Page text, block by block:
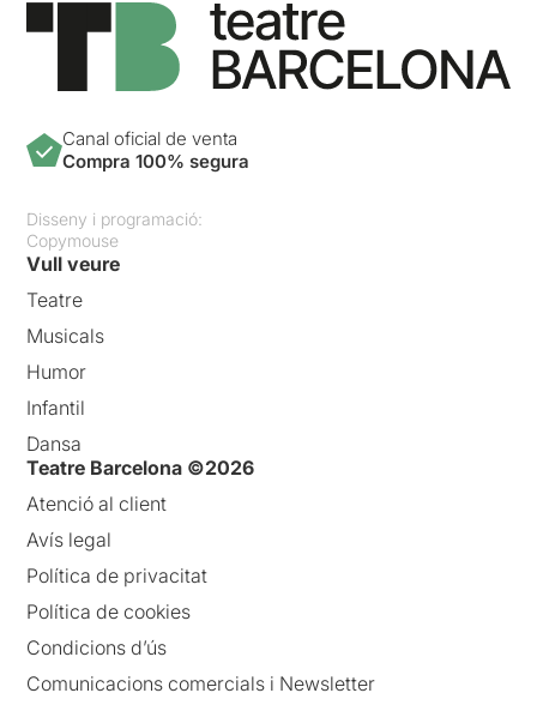
Canal oficial de venta
Compra 100% segura
Disseny i programació:
Copymouse
Vull veure
Teatre
Musicals
Humor
Infantil
Dansa
Teatre Barcelona ©2026
Atenció al client
Avís legal
Política de privacitat
Política de cookies
Condicions d’ús
Comunicacions comercials i Newsletter